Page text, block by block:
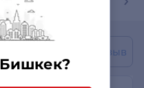
Написать отзыв